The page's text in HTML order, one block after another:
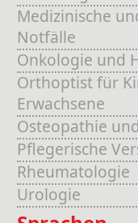
Medizinische
Notfälle
Onkologie und
Orthoptist für
Erwachsene
Osteopathie
Pflegerische
Rheumatologie
Urologie